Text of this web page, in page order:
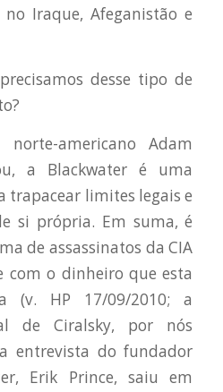
Iraque, Afeganistão e
desse tipo de
americano Adam
a Blackwater é uma
trapacear limites legais e
si própria. Em suma, é
de assassinatos da CIA
com o dinheiro que esta
(v. HP 17/09/2010; a
de Ciralsky, por nós
entrevista do fundador
Erik Prince, saiu em